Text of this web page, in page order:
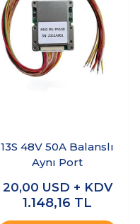
13S 48V 50A Balanslı
Aynı Port
20,00 USD + KDV
1.148,16 TL